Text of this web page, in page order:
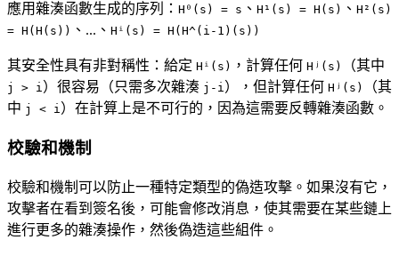
應用雜湊函數生成的序列： H⁰(s) = s 、 H¹(s) = H(s) 、 H²(s)
= H(H(s)) 、...、 Hⁱ(s) = H(H^(i-1)(s))
其安全性具有非對稱性：給定 Hⁱ(s) ，計算任何 Hʲ(s) （其中
j > i ）很容易（只需多次雜湊 j-i ），但計算任何 Hʲ(s)
（其
中 j < i ）在計算上是不可行的，因為這需要反轉雜湊函數。
校驗和機制
校驗和機制可以防止一種特定類型的偽造攻擊。如果沒有它，
攻擊者在看到簽名後，可能會修改消息，使其需要在某些鏈上
進行更多的雜湊操作，然後偽造這些組件。